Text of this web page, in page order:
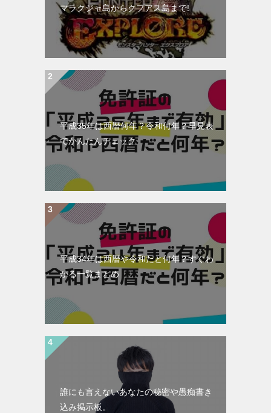
マラクジャ島からクプアス島まで!
平成35年は西暦何年？令和何年？早見表
でかんたんチェック
平成34年は西暦や令和だと何年？すぐわ
かる一覧まとめ
誰にも言えないあなたの秘密や愚痴書き
込み掲示板。